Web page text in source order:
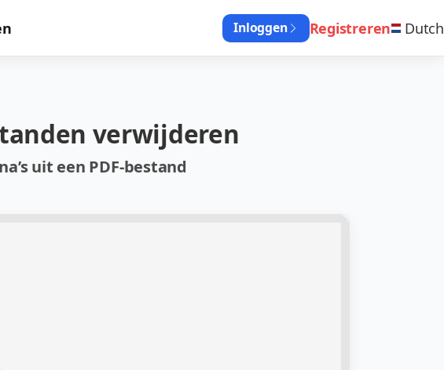
Inloggen Registreren Dutch
verwijderen
uit een PDF-bestand